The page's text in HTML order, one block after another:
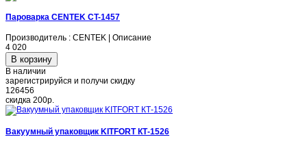
Пароварка CENTEK CT-1457
Производитель : CENTEK | Описание
4 020
В наличии
зарегистрируйся и получи скидку
126456
скидка 200р.
Вакуумный упаковщик KITFORT КТ-1526